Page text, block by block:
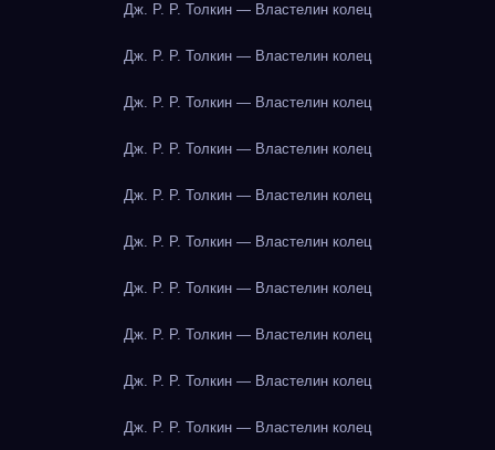
Дж. Р. Р. Толкин — Властелин колец
Дж. Р. Р. Толкин — Властелин колец
Дж. Р. Р. Толкин — Властелин колец
Дж. Р. Р. Толкин — Властелин колец
Дж. Р. Р. Толкин — Властелин колец
Дж. Р. Р. Толкин — Властелин колец
Дж. Р. Р. Толкин — Властелин колец
Дж. Р. Р. Толкин — Властелин колец
Дж. Р. Р. Толкин — Властелин колец
Дж. Р. Р. Толкин — Властелин колец